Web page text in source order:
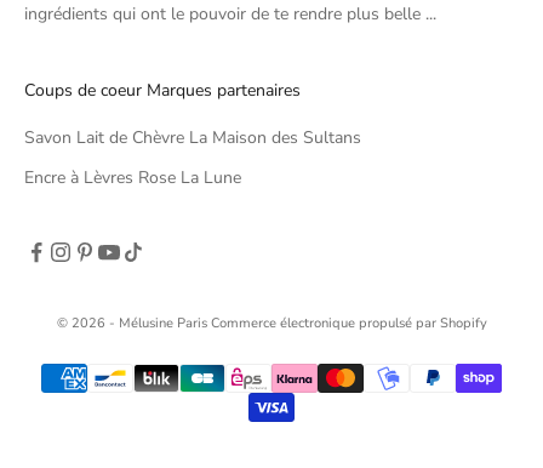
ingrédients qui ont le pouvoir de te rendre plus belle ...
Coups de coeur Marques partenaires
Savon Lait de Chèvre La Maison des Sultans
Encre à Lèvres Rose La Lune
© 2026 - Mélusine Paris Commerce électronique propulsé par Shopify